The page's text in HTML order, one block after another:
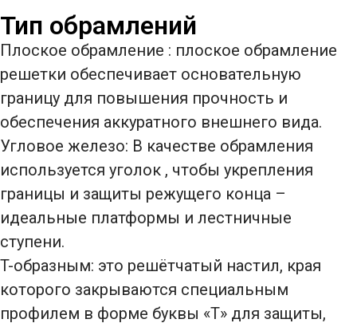
Тип обрамлений
Плоское обрамление : плоское обрамление
решетки обеспечивает основательную
границу для повышения прочность и
обеспечения аккуратного внешнего вида.
Угловое железо: В качестве обрамления
используется уголок , чтобы укрепления
границы и защиты режущего конца –
идеальные платформы и лестничные
ступени.
T-образным: это решётчатый настил, края
которого закрываются специальным
профилем в форме буквы «Т» для защиты,